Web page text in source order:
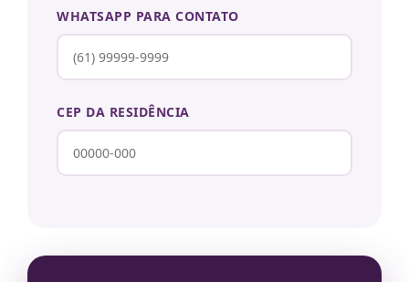
WHATSAPP PARA CONTATO
CEP DA RESIDÊNCIA